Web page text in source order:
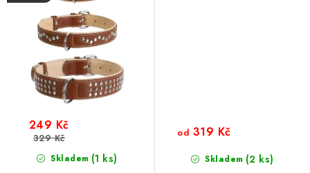
Skladem (1 ks)
249 Kč
329 Kč
Skladem (2 ks)
od 319 Kč